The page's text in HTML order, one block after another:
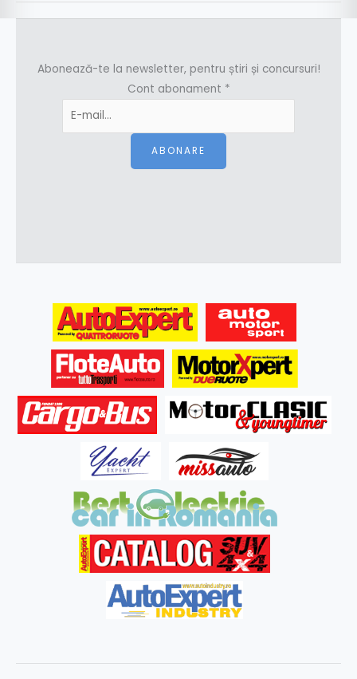
Abonează-te la newsletter, pentru știri și concursuri!
Cont abonament *
ABONARE